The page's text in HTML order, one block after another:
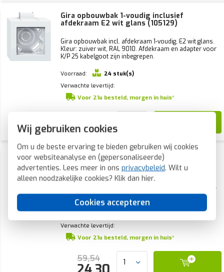
Wij gebruiken cookies
Om u de beste ervaring te bieden gebruiken wij cookies
voor websiteanalyse en (gepersonaliseerde)
advertenties. Lees meer in ons privacybeleid. Wilt u
alleen noodzakelijke cookies? Klik dan hier.
Cookies accepteren
Gira opbouwbak 1-voudig inclusief
afdekraam E2 wit glans (105129)
Gira opbouwbak incl. afdekraam 1-voudig, E2 wit glans.
Kleur: zuiver wit, RAL 9010. Afdekraam en adapter voor
K/P 25 kabelgoot zijn inbegrepen.
Voorraad:
24 stuk(s)
Verwachte levertijd:
Voor 21u besteld, morgen in huis*
14,99
Gira opbouwbak 2-voudig inclusief
afdekraam E2 wit glans (105229)
Gira opbouwbak incl. afdekraam 2-voudig, E2 wit glans.
Kleur: zuiver wit, RAL 9010. Afdekraam en adapter voor
K/P 25 kabelgoot zijn inbegrepen.
Voorraad:
17 stuk(s)
Verwachte levertijd:
Voor 21u besteld, morgen in huis*
59,54